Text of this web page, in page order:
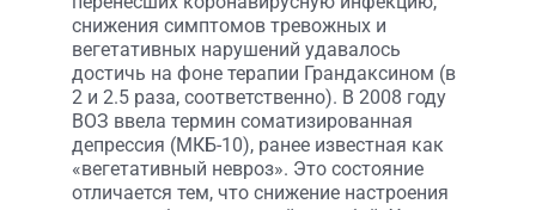
снижения симптомов тревожных и
вегетативных нарушений удавалось
достичь на фоне терапии Грандаксином (в
2 и 2.5 раза, соответственно). В 2008 году
ВОЗ ввела термин соматизированная
депрессия (МКБ-10), ранее известная как
«вегетативный невроз». Это состояние
отличается тем, что снижение настроения